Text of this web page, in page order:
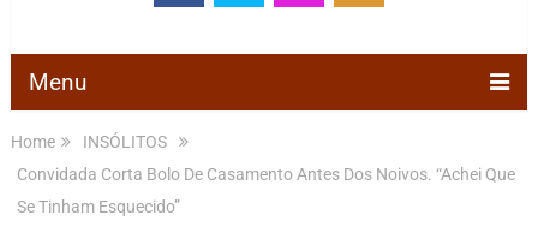
Menu
Home
INSÓLITOS
Convidada Corta Bolo De Casamento Antes Dos Noivos. “Achei Que
Se Tinham Esquecido”